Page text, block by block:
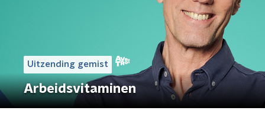
Uitzending gemist
Arbeidsvitaminen